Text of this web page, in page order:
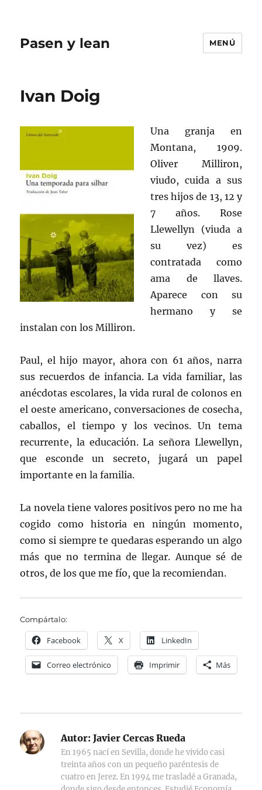
Pasen y lean MENÚ
Ivan Doig
Una granja en
Montana, 1909.
Oliver Milliron,
viudo, cuida a sus
tres hijos de 13, 12 y
7 años. Rose
Llewellyn (viuda a
su vez) es
contratada como
ama de llaves.
Aparece con su
hermano y se
instalan con los Milliron.
Paul, el hijo mayor, ahora con 61 años, narra
sus recuerdos de infancia. La vida familiar, las
anécdotas escolares, la vida rural de colonos en
el oeste americano, conversaciones de cosecha,
caballos, el tiempo y los vecinos. Un tema
recurrente, la educación. La señora Llewellyn,
que esconde un secreto, jugará un papel
importante en la familia.
La novela tiene valores positivos pero no me ha
cogido como historia en ningún momento,
como si siempre te quedaras esperando un algo
más que no termina de llegar. Aunque sé de
otros, de los que me fío, que la recomiendan.
Compártalo:
Facebook X LinkedIn
Correo electrónico Imprimir Más
Autor: Javier Cercas Rueda
En 1965 nací en Sevilla, donde he vivido casi
treinta años con un pequeño paréntesis de
cuatro en Jerez. En 1994 me trasladé a Granada,